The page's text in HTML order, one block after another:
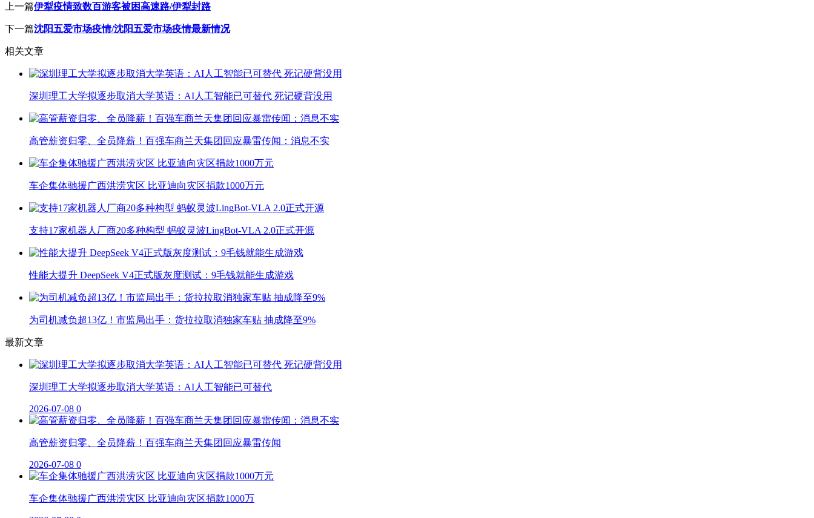
上一篇伊犁疫情致数百游客被困高速路/伊犁封路
下一篇沈阳五爱市场疫情/沈阳五爱市场疫情最新情况
相关文章
深圳理工大学拟逐步取消大学英语：AI人工智能已可替代 死记硬背没用
高管薪资归零、全员降薪！百强车商兰天集团回应暴雷传闻：消息不实
车企集体驰援广西洪涝灾区 比亚迪向灾区捐款1000万元
支持17家机器人厂商20多种构型 蚂蚁灵波LingBot-VLA 2.0正式开源
性能大提升 DeepSeek V4正式版灰度测试：9毛钱就能生成游戏
为司机减负超13亿！市监局出手：货拉拉取消独家车贴 抽成降至9%
最新文章
深圳理工大学拟逐步取消大学英语：AI人工智能已可替代
2026-07-08 0
高管薪资归零、全员降薪！百强车商兰天集团回应暴雷传闻
2026-07-08 0
车企集体驰援广西洪涝灾区 比亚迪向灾区捐款1000万